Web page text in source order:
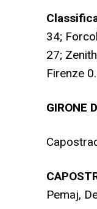
34;
27;
Firenze 0.
GIRONE D
Pemaj,